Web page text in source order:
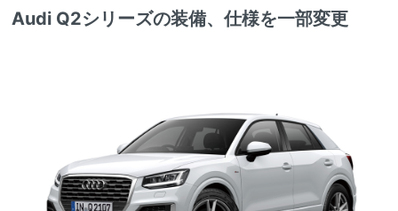
Audi Q2シリーズの装備、仕様を一部変更